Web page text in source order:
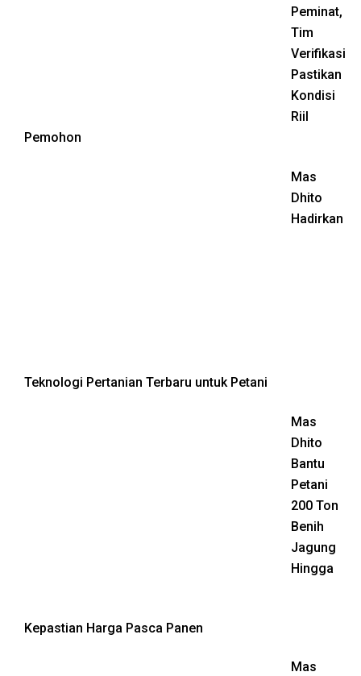
Peminat,
Tim
Verifikasi
Pastikan
Kondisi
Riil
Pemohon
Mas
Dhito
Hadirkan
Teknologi Pertanian Terbaru untuk Petani
Mas
Dhito
Bantu
Petani
200 Ton
Benih
Jagung
Hingga
Kepastian Harga Pasca Panen
Mas